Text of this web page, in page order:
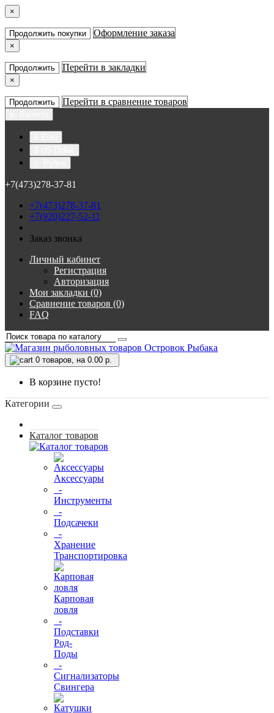
×
Продолжить покупки Оформление заказа
×
Продолжить Перейти в закладки
×
Продолжить Перейти в сравнение товаров
+7(473)278-37-81
+7(473)278-37-81
+7(920)227-52-11
Заказ звонка
Личный кабинет
Регистрация
Авторизация
Мои закладки (0)
Сравнение товаров (0)
FAQ
0 товаров, на 0.00 р.
В корзине пусто!
Категории
Каталог товаров
Аксессуары
-
Инструменты
-
Подсачеки
-
Хранение
Транспортировка
Карповая
ловля
-
Подставки
Род-
Поды
-
Сигнализаторы
Свингера